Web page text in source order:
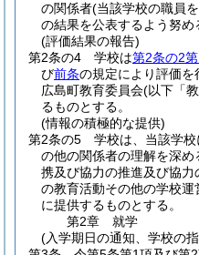
の関係者(当該学校の職員
の結果を公表するよう努め
(評価結果の報告)
第2条の4
学校は第2条の2
び前条の規定により評価
広島町教育委員会(以下「
るものとする。
(情報の積極的な提供)
第2条の5
学校は、当該学
の他の関係者の理解を深
携及び協力の推進及び協
の教育活動その他の学校
に提供するものとする。
第2章
就学
(入学期日の通知、学校の